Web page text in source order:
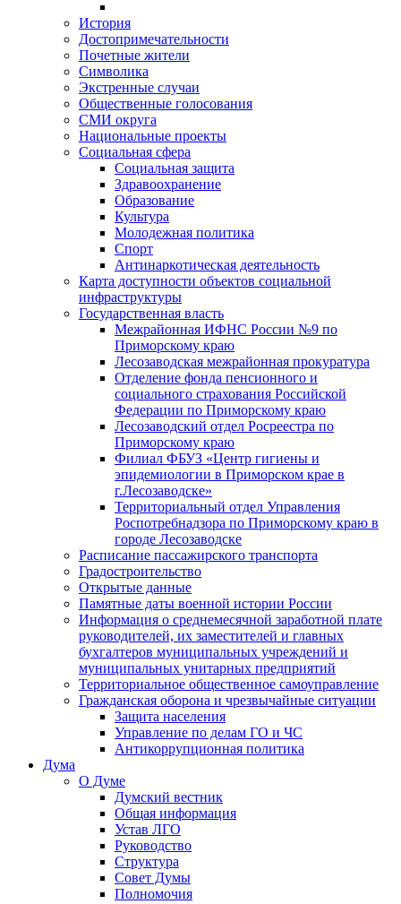
История
Достопримечательности
Почетные жители
Символика
Экстренные случаи
Общественные голосования
СМИ округа
Национальные проекты
Социальная сфера
Социальная защита
Здравоохранение
Образование
Культура
Молодежная политика
Спорт
Антинаркотическая деятельность
Карта доступности объектов социальной
инфраструктуры
Государственная власть
Межрайонная ИФНС России №9 по
Приморскому краю
Лесозаводская межрайонная прокуратура
Отделение фонда пенсионного и
социального страхования Российской
Федерации по Приморскому краю
Лесозаводский отдел Росреестра по
Приморскому краю
Филиал ФБУЗ «Центр гигиены и
эпидемиологии в Приморском крае в
г.Лесозаводске»
Территориальный отдел Управления
Роспотребнадзора по Приморскому краю в
городе Лесозаводске
Расписание пассажирского транспорта
Градостроительство
Открытые данные
Памятные даты военной истории России
Информация о среднемесячной заработной плате
руководителей, их заместителей и главных
бухгалтеров муниципальных учреждений и
муниципальных унитарных предприятий
Территориальное общественное самоуправление
Гражданская оборона и чрезвычайные ситуации
Защита населения
Управление по делам ГО и ЧС
Антикоррупционная политика
Дума
О Думе
Думский вестник
Общая информация
Устав ЛГО
Руководство
Структура
Совет Думы
Полномочия